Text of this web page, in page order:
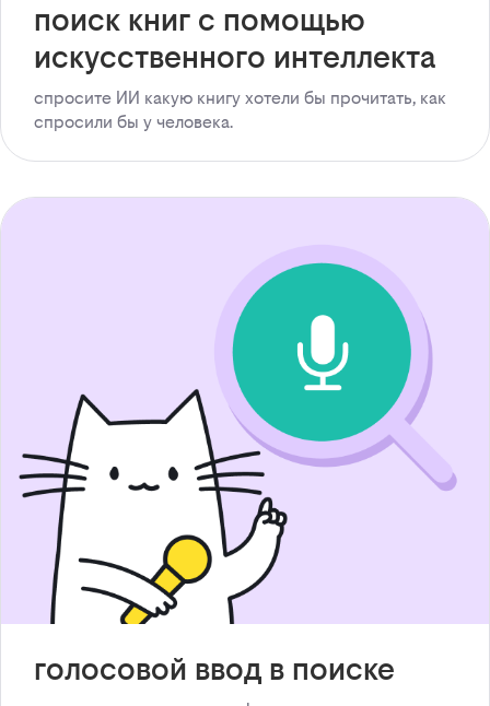
поиск книг с помощью
искусственного интеллекта
спросите ИИ какую книгу хотели бы прочитать, как
спросили бы у человека.
голосовой ввод в поиске